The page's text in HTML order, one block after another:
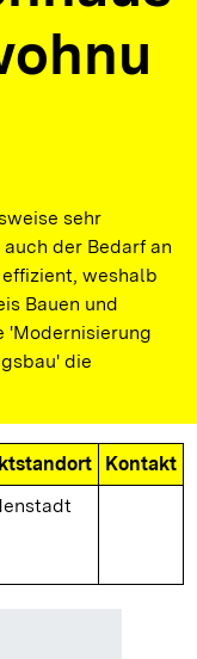
sehr
der Bedarf an
weshalb
Bauen und
'Modernisierung
die
Kontakt